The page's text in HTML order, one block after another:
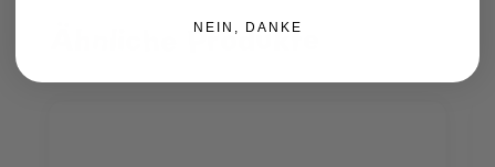
Produktgalerie überspringen
Ähnliche Produkte
NEIN, DANKE